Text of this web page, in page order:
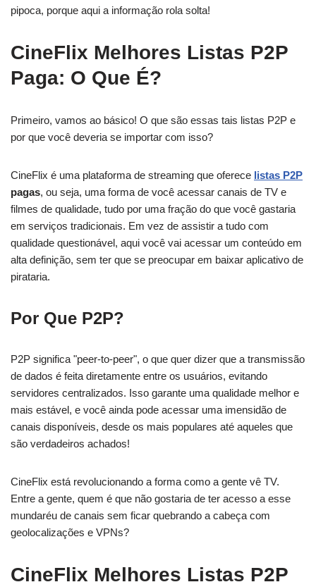
pipoca, porque aqui a informação rola solta!
CineFlix Melhores Listas P2P
Paga: O Que É?
Primeiro, vamos ao básico! O que são essas tais listas P2P e
por que você deveria se importar com isso?
CineFlix é uma plataforma de streaming que oferece listas P2P
pagas, ou seja, uma forma de você acessar canais de TV e
filmes de qualidade, tudo por uma fração do que você gastaria
em serviços tradicionais. Em vez de assistir a tudo com
qualidade questionável, aqui você vai acessar um conteúdo em
alta definição, sem ter que se preocupar em baixar aplicativo de
pirataria.
Por Que P2P?
P2P significa "peer-to-peer", o que quer dizer que a transmissão
de dados é feita diretamente entre os usuários, evitando
servidores centralizados. Isso garante uma qualidade melhor e
mais estável, e você ainda pode acessar uma imensidão de
canais disponíveis, desde os mais populares até aqueles que
são verdadeiros achados!
CineFlix está revolucionando a forma como a gente vê TV.
Entre a gente, quem é que não gostaria de ter acesso a esse
mundaréu de canais sem ficar quebrando a cabeça com
geolocalizações e VPNs?
CineFlix Melhores Listas P2P